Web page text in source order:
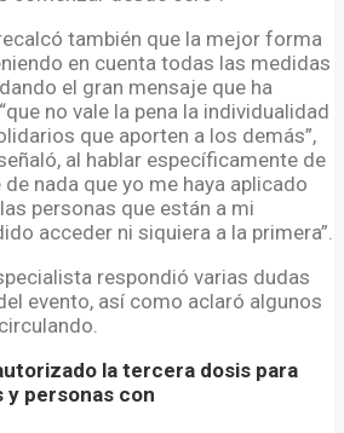
también que la mejor forma
en cuenta todas las medidas
el gran mensaje que ha
no vale la pena la individualidad
que aporten a los demás”,
al hablar específicamente de
nada que yo me haya aplicado
personas que están a mi
acceder ni siquiera a la primera”.
respondió varias dudas
evento, así como aclaró algunos
la tercera dosis para
y personas con